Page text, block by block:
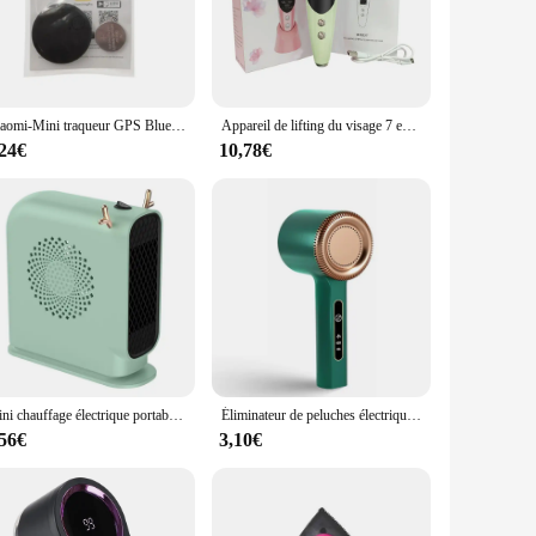
experience. Its high-frequency vibrations work to
comfortable to hold and easy to maneuver, making it an
user-friendly, with intuitive controls that allow you to
skincare machine is your go-to solution. Its compact size
is a perfect gift for friends, family, or even as a treat for
it's a must-have for anyone looking to maintain a radiant
Xiaomi-Mini traqueur GPS Bluetooth 5.0, dispositif anti-perte, animal de compagnie, enfants, sac, portefeuille, suivi, IOS, Android, recherche intelligente, localisateur, accessoires Appareil de lifting du visage 7 en 1 pour femme, micro-courant, soin de la peau, EMS RF, masseur facial, luminothérapie, anti-âge, déformable, beauté
10,78€
Mini chauffage électrique portable, chauffage rapide, économie d'énergie, dispositif de détermination Wskins, idéal pour un usage domestique, chauffage de dortoir Éliminateur de peluches électrique aste par USB pour vêtements, tondeuse à boules de poils, rasoir Fuzz pour vêtements, dispositif d'élimination des Végétde pull
3,10€